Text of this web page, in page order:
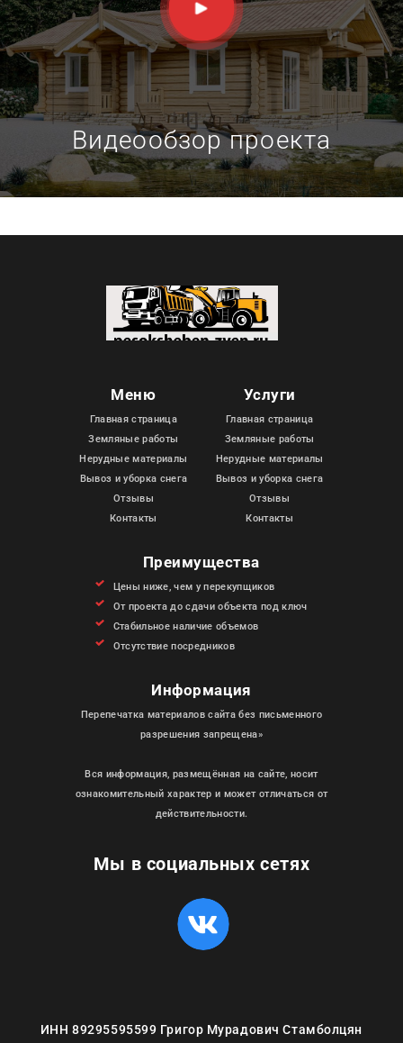
просторном зале за большим столом и конечно
обустроить место в зале для ночлега засидевшихся
гостей. Комфорт и уединение — это главное
достоинство небольшого сруба дома из лафета
выполненного по проекту СС45
Видеообзор проекта
Мы в социальных сетях
Меню
Главная страница
Земляные работы
Нерудные материалы
Вывоз и уборка снега
Отзывы
Контакты
Услуги
Главная страница
Земляные работы
Нерудные материалы
Вывоз и уборка снега
Отзывы
Контакты
Преимущества
Цены ниже, чем у перекупщиков
От проекта до сдачи объекта под ключ
Стабильное наличие объемов
Отсутствие посредников
Информация
Перепечатка материалов сайта без письменного
разрешения запрещена»
Вся информация, размещённая на сайте, носит
ознакомительный характер и может отличаться от
действительности.
ИНН 89295595599 Григор Мурадович Стамболцян